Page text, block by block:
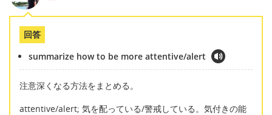
回答
summarize how to be more attentive/alert
注意深くなる方法をまとめる。
attentive/alert; 気を配っている/警戒している。気付きの能